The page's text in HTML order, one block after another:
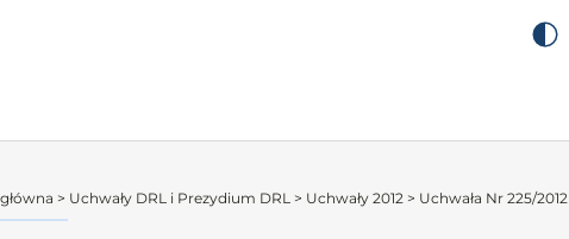
> Uchwały DRL i Prezydium DRL > Uchwały 2012 > Uchwała Nr 225/